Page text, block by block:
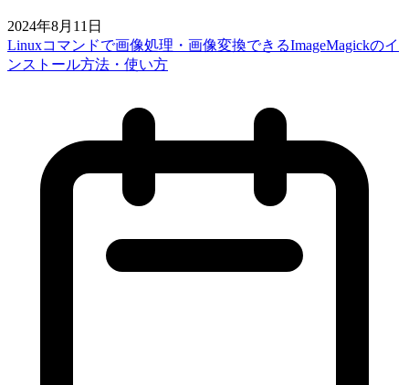
2024年8月11日
Linuxコマンドで画像処理・画像変換できるImageMagickのイ
ンストール方法・使い方